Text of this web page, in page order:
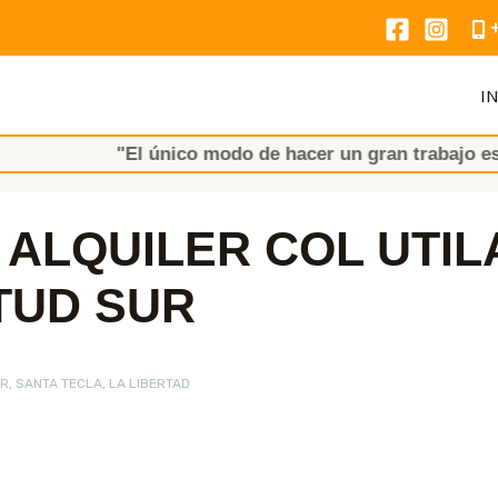
"El único modo de hacer un gran trabajo es AMAR lo
COL
SUR
SANTA TECLA, LA LIBERTAD